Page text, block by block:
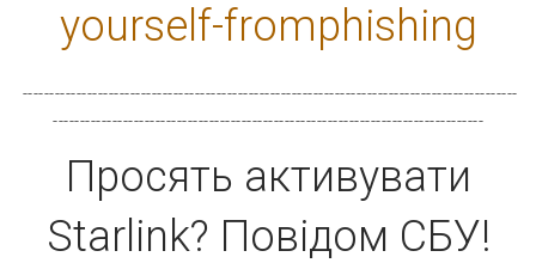
yourself-fromphishing
--------------------------------------------------------------------------------------------
--------------------------------------------------------------------------------
Просять активувати
Starlink? Повідом СБУ!